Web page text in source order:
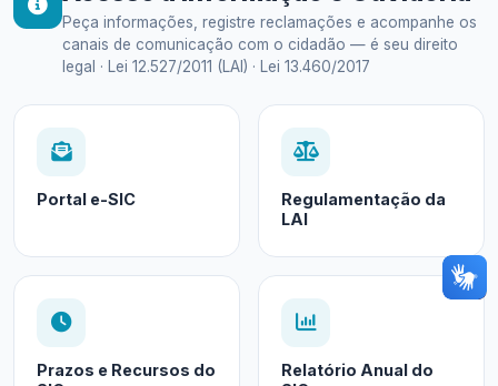
Peça informações, registre reclamações e acompanhe os
canais de comunicação com o cidadão — é seu direito
legal · Lei 12.527/2011 (LAI) · Lei 13.460/2017
Portal e-SIC
Regulamentação da
LAI
Prazos e Recursos do
Relatório Anual do